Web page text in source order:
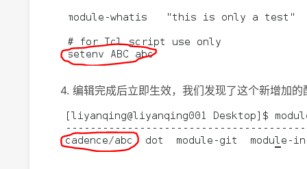
4. 编辑完成后立即生效，我们发现了这个新增加的